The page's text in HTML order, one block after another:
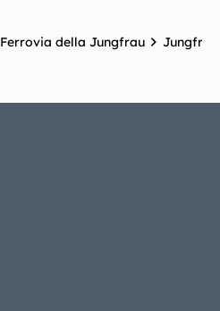
Ferrovia della Jungfrau